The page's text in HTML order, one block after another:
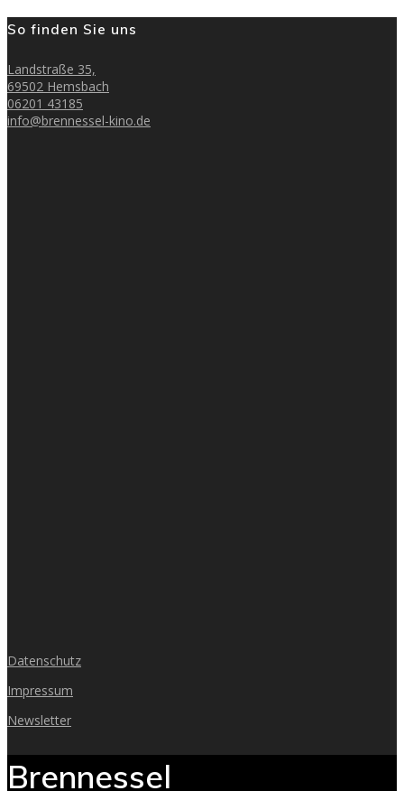
So finden Sie uns
Landstraße 35,
69502 Hemsbach
06201 43185
info@brennessel-kino.de
Datenschutz
Impressum
Newsletter
Brennessel